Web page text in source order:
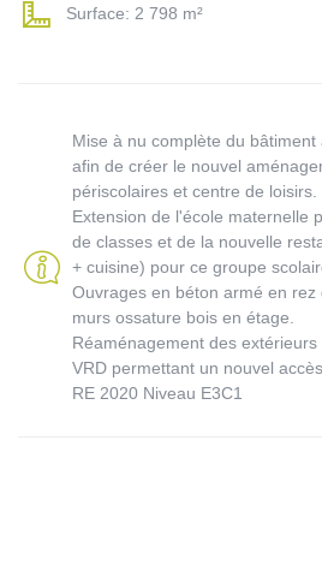
Surface: 2 798 m²
Mise à nu complète du
afin de créer le nouvel
périscolaires et centre de loisirs.
Extension de l'école maternelle
de classes et de la nouvelle
+ cuisine) pour ce groupe
Ouvrages en béton armé en
murs ossature bois en étage.
Réaménagement des
VRD permettant un nouvel
RE 2020 Niveau E3C1